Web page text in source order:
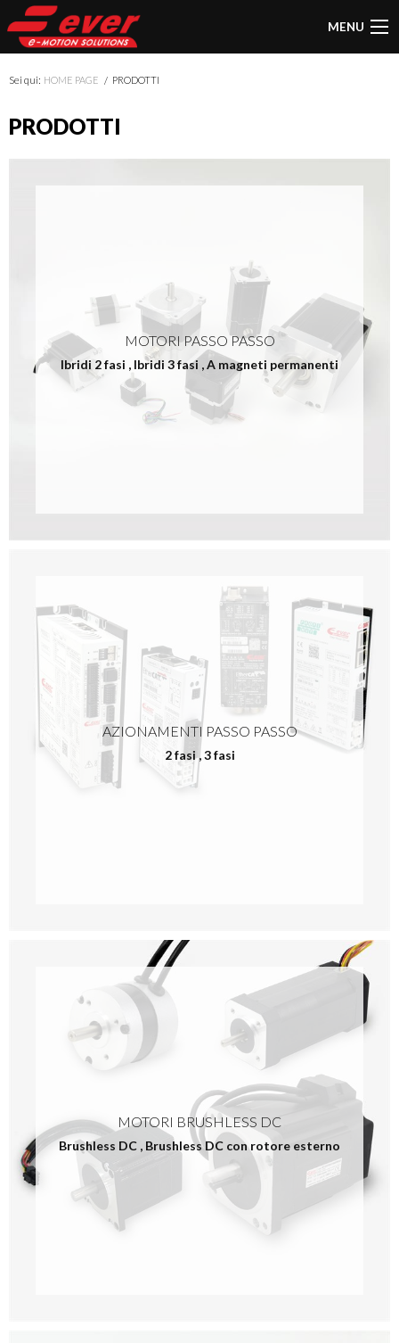
MENU
Sei qui: HOME PAGE PRODOTTI
PRODOTTI
MOTORI PASSO PASSO
Ibridi 2 fasi , Ibridi 3 fasi ,A magneti permanenti
AZIONAMENTI PASSO PASSO
2 fasi ,3 fasi
MOTORI BRUSHLESS DC
Brushless DC , Brushless DC con rotore esterno